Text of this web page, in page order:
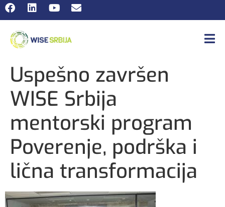
Uspešno završen
WISE Srbija
mentorski program
Poverenje, podrška i
lična transformacija